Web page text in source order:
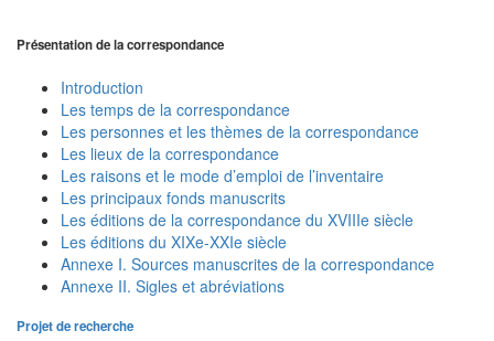
Présentation de la correspondance
Introduction
Les temps de la correspondance
Les personnes et les thèmes de la correspondance
Les lieux de la correspondance
Les raisons et le mode d’emploi de l’inventaire
Les principaux fonds manuscrits
Les éditions de la correspondance du XVIIIe siècle
Les éditions du XIXe-XXIe siècle
Annexe I. Sources manuscrites de la correspondance
Annexe II. Sigles et abréviations
Projet de recherche